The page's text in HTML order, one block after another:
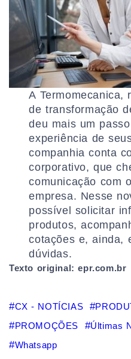
A Termomecanica,
de transformação
deu mais um
experiência de
companhia conta
corporativo, que
comunicação com
empresa. Nesse
possível solicitar
produtos,
cotações e, ainda,
dúvidas.
Texto original: epr.com.br
CX - NOTÍCIAS
PROMOÇÕES
Últimas
Whatsapp